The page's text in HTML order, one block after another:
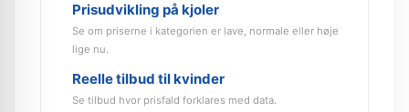
Prisudvikling på kjoler
Se om priserne i kategorien er lave, normale eller høje
lige nu.
Reelle tilbud til kvinder
Se tilbud hvor prisfald forklares med data.